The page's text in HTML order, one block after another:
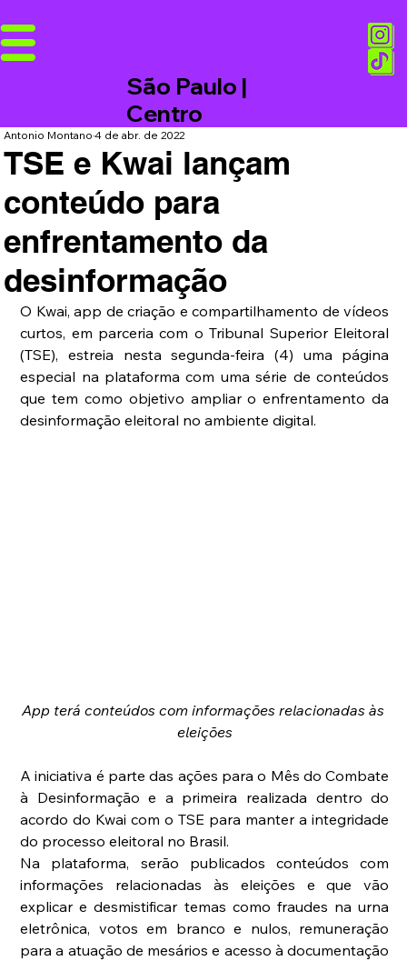
São Paulo |
Centro
TSE e Kwai lançam
conteúdo para
enfrentamento da
desinformação
Antonio Montano4 de abr. de 2022
O Kwai, app de criação e compartilhamento de vídeos
curtos, em parceria com o Tribunal Superior Eleitoral
(TSE), estreia nesta segunda-feira (4) uma página
especial na plataforma com uma série de conteúdos
que tem como objetivo ampliar o enfrentamento da
desinformação eleitoral no ambiente digital.
App terá conteúdos com informações relacionadas às
eleições
A iniciativa é parte das ações para o Mês do Combate
à Desinformação e a primeira realizada dentro do
acordo do Kwai com o TSE para manter a integridade
do processo eleitoral no Brasil.
Na plataforma, serão publicados conteúdos com
informações relacionadas às eleições e que vão
explicar e desmistificar temas como fraudes na urna
eletrônica, votos em branco e nulos, remuneração
para a atuação de mesários e acesso à documentação